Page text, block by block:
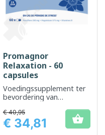
Promagnor
Relaxation - 60
capsules
Voedingssupplement ter
bevordering van
vermindering van
vermoeidheid
Prijs
€ 40,95
€ 34,81 